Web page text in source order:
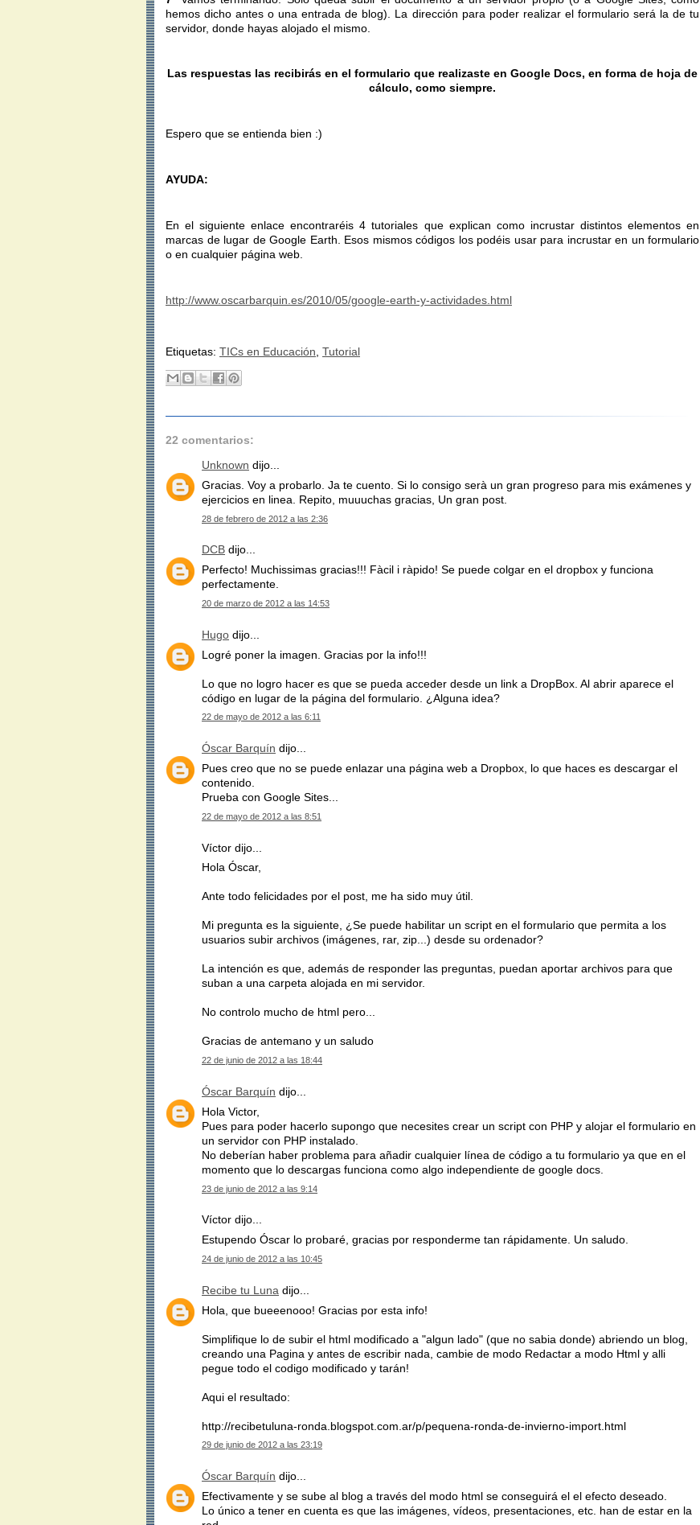
hemos dicho antes o una entrada de blog). La dirección para poder realizar el formulario será la de tu
servidor, donde hayas alojado el mismo.
Las respuestas las recibirás en el formulario que realizaste en Google Docs, en forma de hoja de
cálculo, como siempre.
Espero que se entienda bien :)
AYUDA:
En el siguiente enlace encontraréis 4 tutoriales que explican como incrustar distintos elementos en
marcas de lugar de Google Earth. Esos mismos códigos los podéis usar para incrustar en un formulario
o en cualquier página web.
http://www.oscarbarquin.es/2010/05/google-earth-y-actividades.html
Etiquetas: TICs en Educación Tutorial
22 comentarios:
Unknown dijo...
Gracias. Voy a probarlo. Ja te cuento. Si lo consigo serà un gran progreso para mis exámenes y
ejercicios en linea. Repito, muuuchas gracias, Un gran post.
28 de febrero de 2012 a las 2:36
DCB dijo...
Perfecto! Muchissimas gracias!!! Fàcil i ràpido! Se puede colgar en el dropbox y funciona
perfectamente.
20 de marzo de 2012 a las 14:53
Hugo dijo...
Logré poner la imagen. Gracias por la info!!!
Lo que no logro hacer es que se pueda acceder desde un link a DropBox. Al abrir aparece el
código en lugar de la página del formulario. ¿Alguna idea?
22 de mayo de 2012 a las 6:11
Óscar Barquín dijo...
Pues creo que no se puede enlazar una página web a Dropbox, lo que haces es descargar el
contenido.
Prueba con Google Sites...
22 de mayo de 2012 a las 8:51
Víctor dijo...
Hola Óscar,
Ante todo felicidades por el post, me ha sido muy útil.
Mi pregunta es la siguiente, ¿Se puede habilitar un script en el formulario que permita a los
usuarios subir archivos (imágenes, rar, zip...) desde su ordenador?
La intención es que, además de responder las preguntas, puedan aportar archivos para que
suban a una carpeta alojada en mi servidor.
No controlo mucho de html pero...
Gracias de antemano y un saludo
22 de junio de 2012 a las 18:44
Óscar Barquín dijo...
Hola Victor,
Pues para poder hacerlo supongo que necesites crear un script con PHP y alojar el formulario en
un servidor con PHP instalado.
No deberían haber problema para añadir cualquier línea de código a tu formulario ya que en el
momento que lo descargas funciona como algo independiente de google docs.
23 de junio de 2012 a las 9:14
Víctor dijo...
Estupendo Óscar lo probaré, gracias por responderme tan rápidamente. Un saludo.
24 de junio de 2012 a las 10:45
Recibe tu Luna dijo...
Hola, que bueeenooo! Gracias por esta info!
Simplifique lo de subir el html modificado a "algun lado" (que no sabia donde) abriendo un blog,
creando una Pagina y antes de escribir nada, cambie de modo Redactar a modo Html y alli
pegue todo el codigo modificado y tarán!
Aqui el resultado:
http://recibetuluna-ronda.blogspot.com.ar/p/pequena-ronda-de-invierno-import.html
29 de junio de 2012 a las 23:19
Óscar Barquín dijo...
Efectivamente y se sube al blog a través del modo html se conseguirá el el efecto deseado.
Lo único a tener en cuenta es que las imágenes, vídeos, presentaciones, etc. han de estar en la